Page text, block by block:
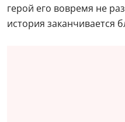
герой его вовремя не
история заканчивается